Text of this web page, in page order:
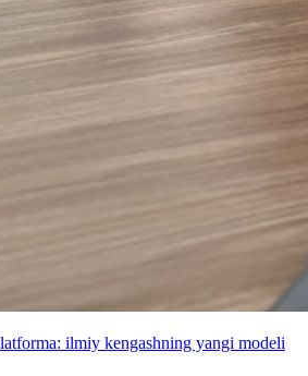
ilmiy kengashning yangi modeli